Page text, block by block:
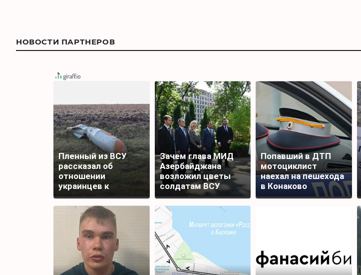
НОВОСТИ ПАРТНЕРОВ
Пленный из ВСУ
рассказал об
отношении
украинцев к
Донецку и Луганску
Зачем глава МИД
Азербайджана
возложил цветы
солдатам ВСУ
Попавший в ДТП
мотоциклист
наехал на пешехода
в Конаково